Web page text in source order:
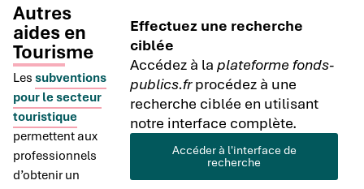
Autres
aides en
Tourisme
Les subventions
pour le secteur
touristique
permettent aux
professionnels
d’obtenir un
Effectuez une recherche
ciblée
Accédez à laplateforme fonds-
publics.frprocédez à une
recherche ciblée en utilisant
notre interface complète.
Accéder à l'interface de
recherche